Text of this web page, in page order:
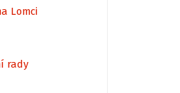
Lomci
rady